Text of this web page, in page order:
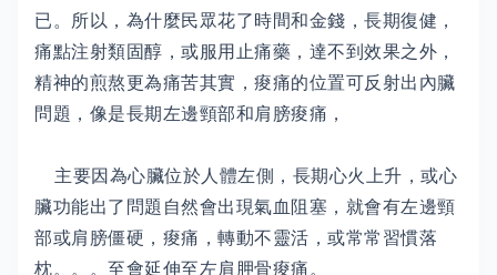
已。所以，為什麼民眾花了時間和金錢，長期復健，
痛點注射類固醇，或服用止痛藥，達不到效果之外，
精神的煎熬更為痛苦其實，痠痛的位置可反射出內臟
問題，像是長期左邊頸部和肩膀痠痛，
主要因為心臟位於人體左側，長期心火上升，或心
臟功能出了問題自然會出現氣血阻塞，就會有左邊頸
部或肩膀僵硬，痠痛，轉動不靈活，或常常習慣落
枕。。。至會延伸至左肩胛骨痠痛。